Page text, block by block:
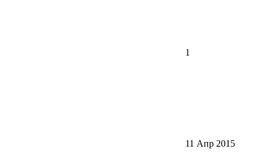
1
11 Апр 2015